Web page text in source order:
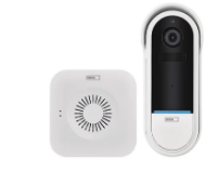
telefonu, ale také umí při